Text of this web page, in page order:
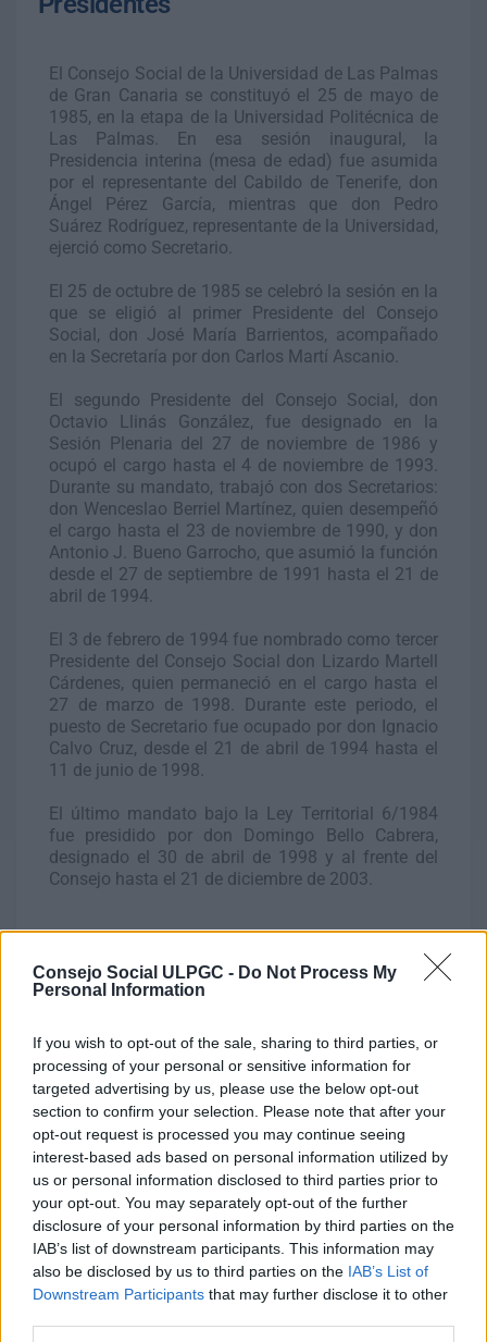
Consejo Social ULPGC - Do Not Process My
Personal Information
If you wish to opt-out of the sale, sharing to third parties, or
processing of your personal or sensitive information for
targeted advertising by us, please use the below opt-out
section to confirm your selection. Please note that after your
opt-out request is processed you may continue seeing
interest-based ads based on personal information utilized by
us or personal information disclosed to third parties prior to
your opt-out. You may separately opt-out of the further
disclosure of your personal information by third parties on the
IAB’s list of downstream participants. This information may
also be disclosed by us to third parties on the IAB’s List of
Downstream Participants that may further disclose it to other
El Consejo Social de la Universidad de Las Palmas
de Gran Canaria se constituyó el 25 de mayo de
1985, en la etapa de la Universidad Politécnica de
Las Palmas. En esa sesión inaugural, la
Presidencia interina (mesa de edad) fue asumida
por el representante del Cabildo de Tenerife, don
Ángel Pérez García, mientras que don Pedro
Suárez Rodríguez, representante de la Universidad,
ejerció como Secretario.
El 25 de octubre de 1985 se celebró la sesión en la
que se eligió al primer Presidente del Consejo
Social, don José María Barrientos, acompañado
en la Secretaría por don Carlos Martí Ascanio.
El segundo Presidente del Consejo Social, don
Octavio Llinás González, fue designado en la
Sesión Plenaria del 27 de noviembre de 1986 y
ocupó el cargo hasta el 4 de noviembre de 1993.
Durante su mandato, trabajó con dos Secretarios:
don Wenceslao Berriel Martínez, quien desempeñó
el cargo hasta el 23 de noviembre de 1990, y don
Antonio J. Bueno Garrocho, que asumió la función
desde el 27 de septiembre de 1991 hasta el 21 de
abril de 1994.
El 3 de febrero de 1994 fue nombrado como tercer
Presidente del Consejo Social don Lizardo Martell
Cárdenes, quien permaneció en el cargo hasta el
27 de marzo de 1998. Durante este periodo, el
puesto de Secretario fue ocupado por don Ignacio
Calvo Cruz, desde el 21 de abril de 1994 hasta el
11 de junio de 1998.
El último mandato bajo la Ley Territorial 6/1984
fue presidido por don Domingo Bello Cabrera,
designado el 30 de abril de 1998 y al frente del
Consejo hasta el 21 de diciembre de 2003.
Durante su mandato, el Secretario del Consejo
continúa ejerciendo dicha función en la
actualidad.
Tras la promulgación de la nueva Ley 11/2003, de
4 de abril, don Aureliano Francisco Santiago
Castellano fue designado Presidente, cargo que
ocupó hasta su cese voluntario el 8 de noviembre
de 2005.
A continuación, don Lothar Siemens Hernández
asumió la Presidencia, primero en funciones desde
noviembre de 2005 y, posteriormente, de manera